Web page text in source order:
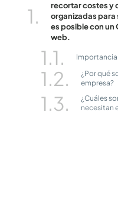
recortar costes y
organizadas
es posible con un
web.
¿Por qué
empresa?
¿Cuáles
necesitan